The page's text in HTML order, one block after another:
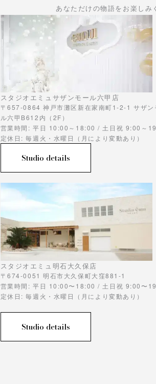
あなただけの物語をお楽しみ
スタジオエミュサザンモール六甲店
〒657-0864 神戸市灘区新在家南町1-2-1 サザン
ル六甲B612内（2F）
営業時間: 平日 10:00～18:00 / 土日祝 9:00～
定休日: 毎週火・水曜日（月により変動あり）
Studio details
スタジオエミュ明石大久保店
〒674-0051 明石市大久保町大窪881-1
営業時間: 平日 10:00〜18:00 / 土日祝 9:00〜
定休日: 毎週火・水曜日（月により変動あり）
Studio details